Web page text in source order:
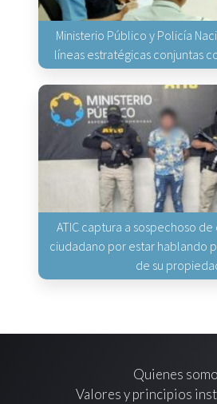
Ministerio Público y Policía
líneas estratégicas conjuntas
ATIC captura a sospechoso
ciudadano por estar hablando
de su
Quienes
Valores y principios